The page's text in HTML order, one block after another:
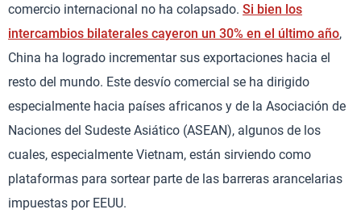
comercio internacional no ha colapsado. Si bien los
intercambios bilaterales cayeron un 30% en el último año,
China ha logrado incrementar sus exportaciones hacia el
resto del mundo. Este desvío comercial se ha dirigido
especialmente hacia países africanos y de la Asociación de
Naciones del Sudeste Asiático (ASEAN), algunos de los
cuales, especialmente Vietnam, están sirviendo como
plataformas para sortear parte de las barreras arancelarias
impuestas por EEUU.